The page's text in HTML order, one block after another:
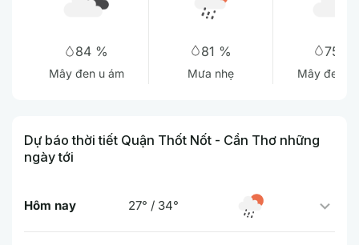
84 %
Mây đen u ám
81 %
Mưa nhẹ
75 %
Mây đen u
Dự báo thời tiết Quận Thốt Nốt - Cần Thơ những
ngày tới
Hôm nay 27° / 34°